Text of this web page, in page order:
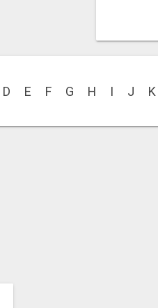
D E F G H I J K